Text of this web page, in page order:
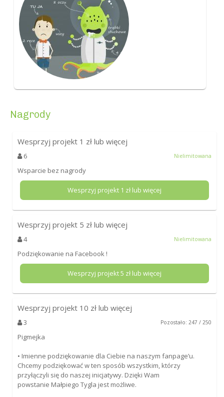
Nagrody
Wesprzyj projekt 1 zł lub więcej
6 Nielimitowana
Wsparcie bez nagrody
Wesprzyj projekt 1 zł lub więcej
Wesprzyj projekt 5 zł lub więcej
4 Nielimitowana
Podziękowanie na Facebook !
Wesprzyj projekt5 zł lub więcej
Wesprzyj projekt 10 zł lub więcej
3 Pozostało: 247 / 250
Pigmejka
• Imienne podziękowanie dla Ciebie na naszym fanpage’u.
Chcemy podziękować w ten sposób wszystkim, którzy
przyłączyli się do naszej inicjatywy. Dzięki Wam
powstanie Małpiego Tygla jest możliwe.